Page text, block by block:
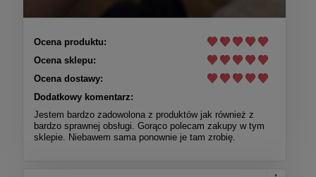
Ocena produktu:
Ocena sklepu:
Ocena dostawy:
Dodatkowy komentarz:
Jestem bardzo zadowolona z produktów jak również z
bardzo sprawnej obsługi. Gorąco polecam zakupy w tym
sklepie. Niebawem sama ponownie je tam zrobię.